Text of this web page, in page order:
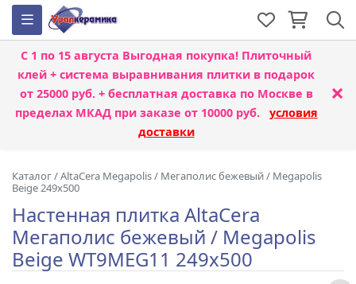
С 1 по 15 августа Выгодная покупка! Плиточный
клей + система выравнивания плитки в подарок
от 25000 руб. + бесплатная доставка по Москве в
пределах МКАД при заказе от 10000 руб. условия
доставки
×
Каталог/AltaCera Megapolis/ Мегаполис бежевый / Megapolis
Beige 249x500
Настенная плитка AltaCera
Мегаполис бежевый / Megapolis
Beige WT9MEG11 249x500